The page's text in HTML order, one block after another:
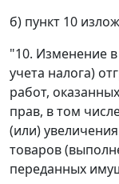
б) пункт 10
"10. Изменение
учета налога)
работ,
прав, в том
(или)
товаров
переданных